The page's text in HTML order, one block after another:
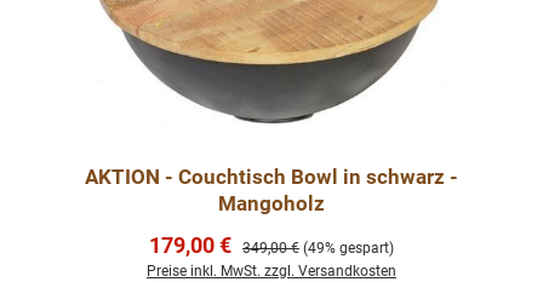
AKTION - Couchtisch Bowl in schwarz -
Mangoholz
Verkaufspreis:
179,00 € Regulärer Preis:
349,00 € (49% gespart)
Preise inkl. MwSt. zzgl. Versandkosten